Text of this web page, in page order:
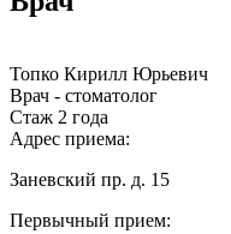
Топко Кирилл Юрьевич
Врач - стоматолог
Стаж 2 года
Адрес приема:
Заневский пр. д. 15
Первычный прием: